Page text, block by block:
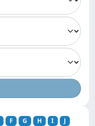
F G H I
J